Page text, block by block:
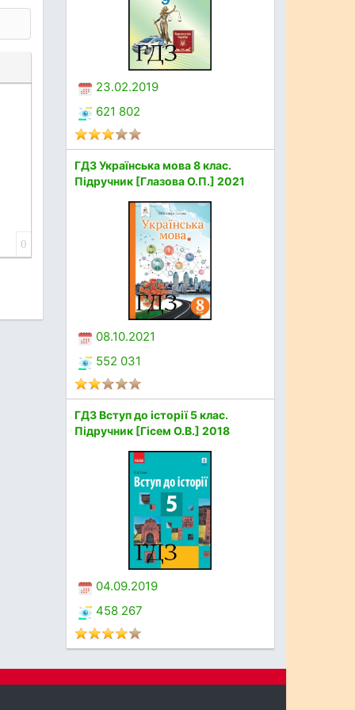
0
23.02.2019
621 802
ГДЗ Українська мова 8 клас.
Підручник [Глазова О.П.] 2021
08.10.2021
552 031
ГДЗ Вступ до історії 5 клас.
Підручник [Гісем О.В.] 2018
04.09.2019
458 267